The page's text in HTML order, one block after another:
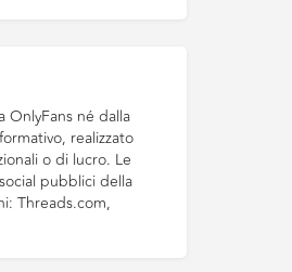
né dalla
realizzato
o di lucro. Le
pubblici della
Threads.com,